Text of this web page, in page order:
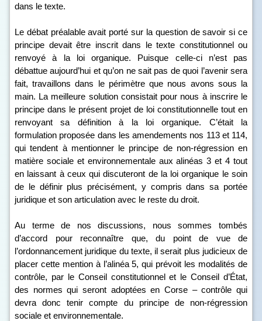
dans le texte.
Le débat préalable avait porté sur la question de savoir si ce
principe devait être inscrit dans le texte constitutionnel ou
renvoyé à la loi organique. Puisque celle-ci n’est pas
débattue aujourd’hui et qu’on ne sait pas de quoi l’avenir sera
fait, travaillons dans le périmètre que nous avons sous la
main. La meilleure solution consistait pour nous à inscrire le
principe dans le présent projet de loi constitutionnelle tout en
renvoyant sa définition à la loi organique. C’était la
formulation proposée dans les amendements nos 113 et 114,
qui tendent à mentionner le principe de non-régression en
matière sociale et environnementale aux alinéas 3 et 4 tout
en laissant à ceux qui discuteront de la loi organique le soin
de le définir plus précisément, y compris dans sa portée
juridique et son articulation avec le reste du droit.
Au terme de nos discussions, nous sommes tombés
d’accord pour reconnaître que, du point de vue de
l’ordonnancement juridique du texte, il serait plus judicieux de
placer cette mention à l’alinéa 5, qui prévoit les modalités de
contrôle, par le Conseil constitutionnel et le Conseil d’État,
des normes qui seront adoptées en Corse – contrôle qui
devra donc tenir compte du principe de non-régression
sociale et environnementale.